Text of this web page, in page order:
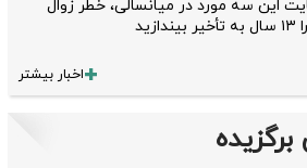
این سه مورد در میانسالی، خطر زوال
اخبار بیشتر
برگزیده